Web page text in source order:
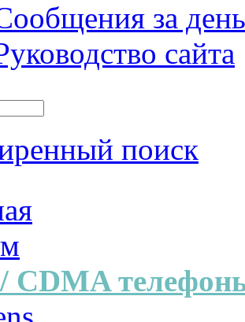
за день
сайта
поиск
CDMA